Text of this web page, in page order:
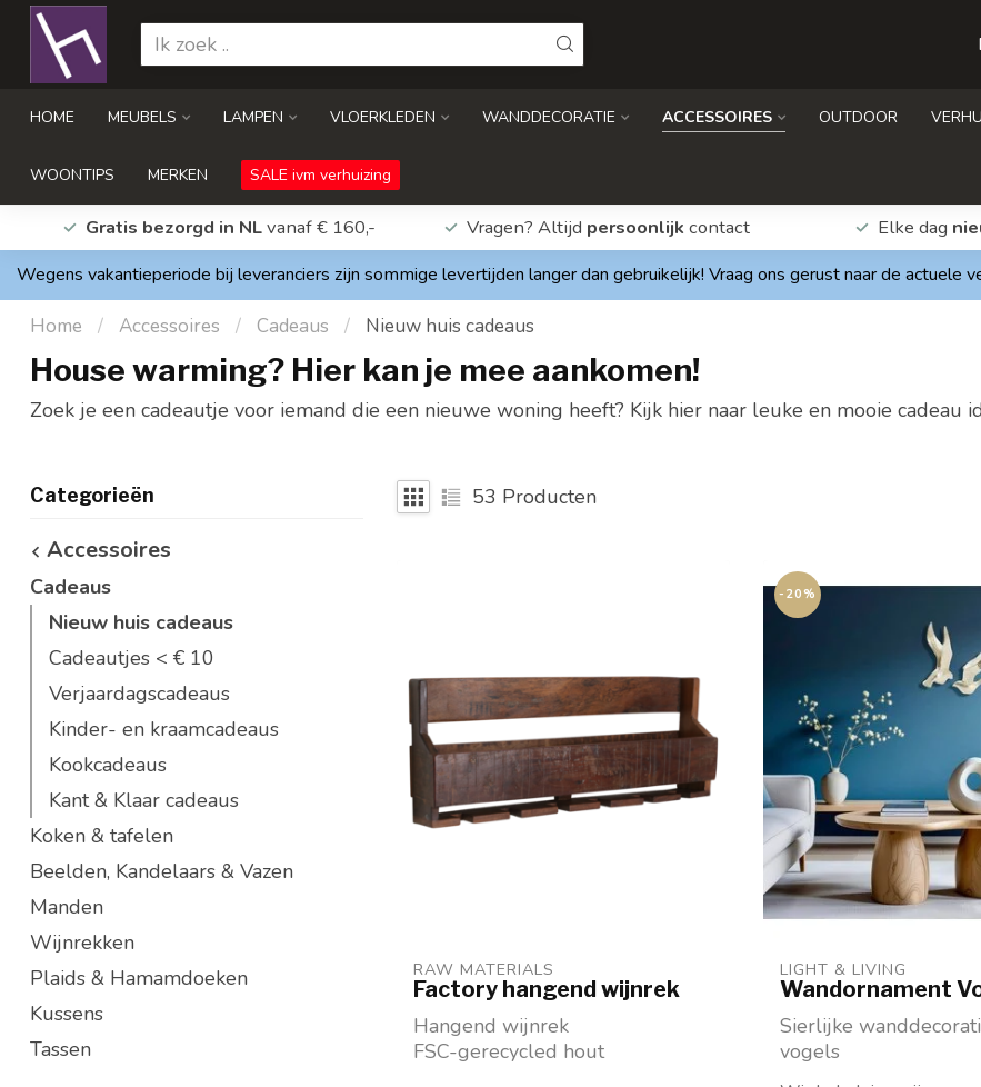
HOME MEUBELS LAMPEN VLOERKLEDEN WANDDECORATIE ACCESSOIRES OUTDOOR
WOONTIPS MERKEN SALE ivm verhuizing
Gratis bezorgd in NLvanaf € 160,- Vragen? Altijd persoonlijk contact Elke dag
Wegens vakantieperiode bij leveranciers zijn sommige levertijden langer dan gebruikelijk! Vraag ons gerust naar de actuele
Home / Accessoires / Cadeaus / Nieuw huis cadeaus
House warming? Hier kan je mee aankomen!
Zoek je een cadeautje voor iemand die een nieuwe woning heeft? Kijk hier naar leuke en mooie cadeau
Categorieën
Accessoires
Cadeaus
Nieuw huis cadeaus
Cadeautjes < € 10
Verjaardagscadeaus
Kinder- en kraamcadeaus
Kookcadeaus
Kant & Klaar cadeaus
Koken & tafelen
Beelden, Kandelaars & Vazen
Manden
Wijnrekken
Plaids & Hamamdoeken
Kussens
Tassen
53 Producten
RAW MATERIALS
Factory hangend wijnrek
Hangend wijnrek
FSC-gerecycled hout
-20%
LIGHT & LIVING
Wandornament
Sierlijke
vogels